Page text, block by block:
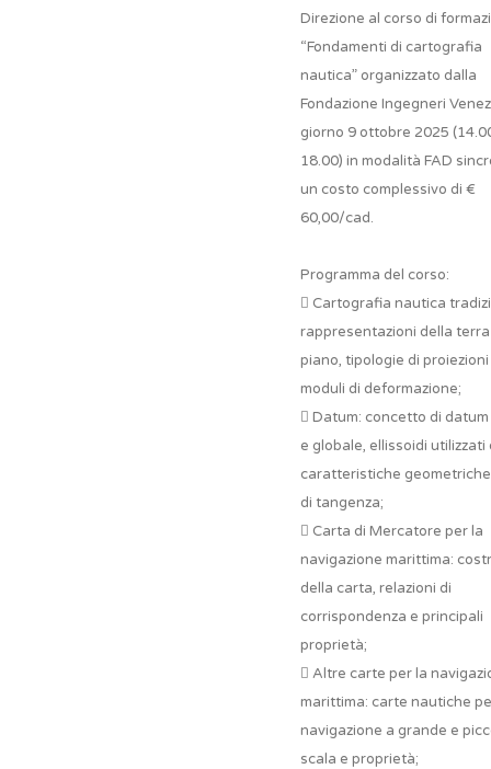
Direzione al corso di
“Fondamenti di cartografia
nautica” organizzato dalla
Fondazione Ingegneri
giorno 9 ottobre 2025
18.00) in modalità FAD
un costo complessivo di €
60,00/cad.
Programma del corso:
 Cartografia nautica
rappresentazioni della
piano, tipologie di proiezioni
moduli di deformazione;
 Datum: concetto di
e globale, ellissoidi utilizzati
caratteristiche
di tangenza;
 Carta di Mercatore per la
navigazione marittima:
della carta, relazioni di
corrispondenza e principali
proprietà;
 Altre carte per la
marittima: carte nautiche
navigazione a grande e
scala e proprietà;